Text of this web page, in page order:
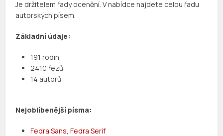
Je držitelem řady ocenění. V nabídce najdete celou řadu
autorských písem.
Základní údaje:
191 rodin
2410 řezů
14 autorů
Nejoblíbenější písma:
Fedra Sans ,Fedra Serif